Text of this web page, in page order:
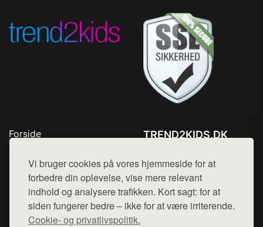
Vi bruger cookies på vores hjemmeside for at
forbedre din oplevelse, vise mere relevant
indhold og analysere trafikken. Kort sagt: for at
siden fungerer bedre – ikke for at være irriterende.
Cookie- og privatlivspolitik.
Forside
Top Rabatter
Blog
Kontakt
TREND2KIDS.DK
Mail: hej@want.dk
Cookie- og privatlivspolitik